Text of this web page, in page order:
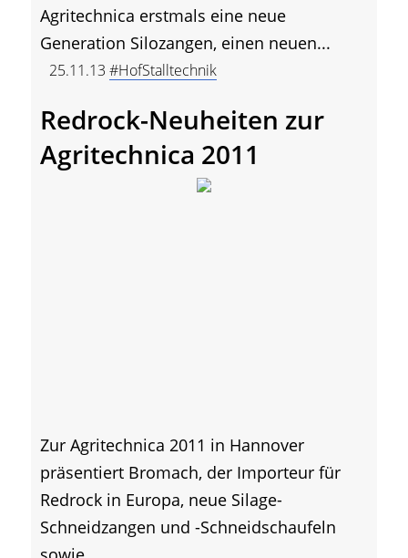
Agritechnica erstmals eine neue
Generation Silozangen, einen neuen...
25.11.13 #HofStalltechnik
Redrock-Neuheiten zur
Agritechnica 2011
Zur Agritechnica 2011 in Hannover
präsentiert Bromach, der Importeur für
Redrock in Europa, neue Silage-
Schneidzangen und -Schneidschaufeln